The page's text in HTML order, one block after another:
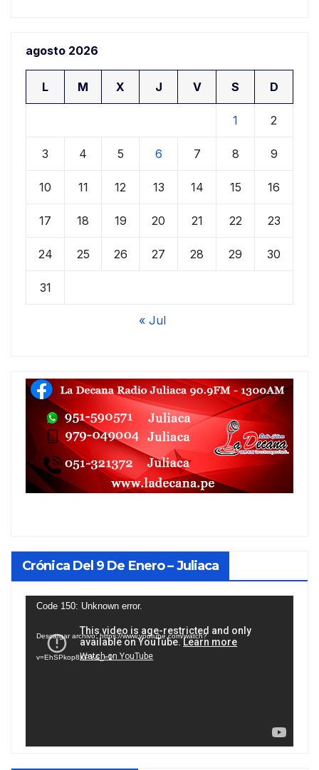
agosto 2026
L M X J V S D
1 2
3 4 5 6 7 8 9
10 11 12 13 14 15 16
17 18 19 20 21 22 23
24 25 26 27 28 29 30
31
« Jul
Crónica Del 9 De Enero – Juliaca
Reproductor
vídeo
Code 150: Unknown error.
Descargar archivo: https://www.youtube.com/watch?
v=EhSPkop8KPY&_=1